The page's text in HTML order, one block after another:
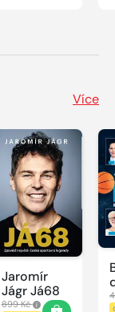
Více
Jaromír
Jágr Já68
899 Kč